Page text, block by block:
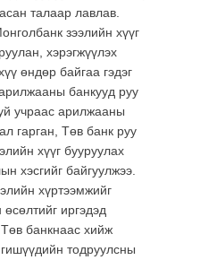
талаар лавлав.
зээлийн хүүг
хэрэгжүүлэх
өндөр байгаа гэдэг
банкууд руу
учраас арилжааны
гарган, Төв банк руу
хүүг бууруулах
хэсгийг байгуулжээ.
хүртээмжийг
иргэдэд
Төв банкнаас хийж
тодруулсны